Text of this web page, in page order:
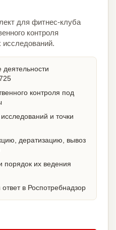
для фитнес-клуба
контроля
контроля под
и точки
дератизацию, вывоз
порядок их ведения
в Роспотребнадзор